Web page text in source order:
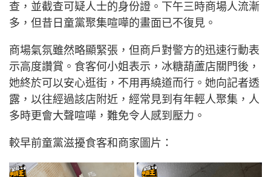
查，並截查可疑人士的身份證。下午三時商場人流漸
多，但昔日童黨聚集喧嘩的畫面已不復見。
商場氣氛雖然略顯緊張，但商戶對警方的迅速行動表
示高度讚賞。食客何小姐表示，冰糖葫蘆店關門後，
她終於可以安心逛街，不用再繞道而行。她向記者透
露，以往經過該店附近，經常見到有年輕人聚集，人
多時更會大聲喧嘩，難免令人感到壓力。
較早前童黨滋擾食客和商家圖片：